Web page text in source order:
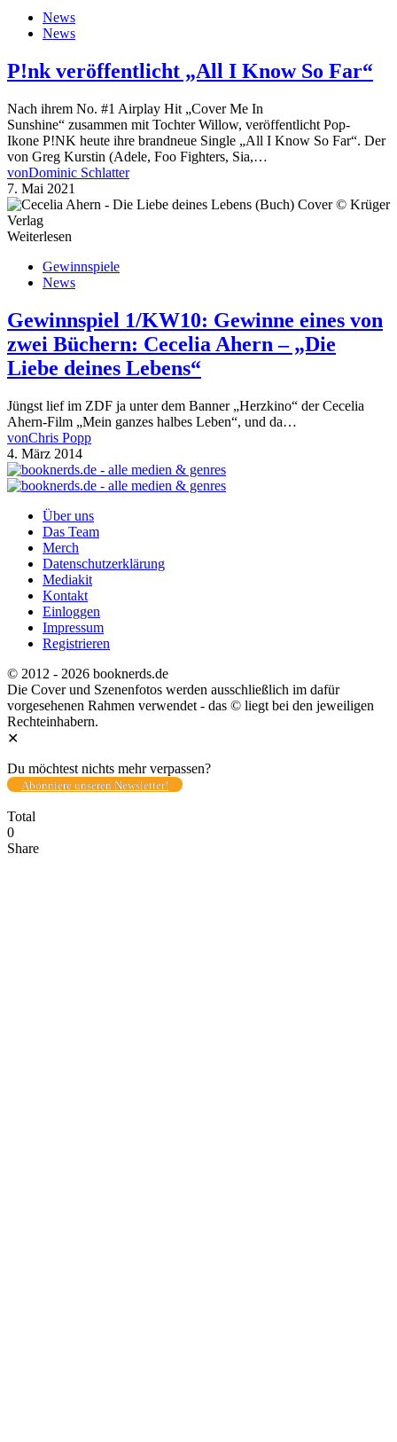
News
News
P!nk veröffentlicht „All I Know So Far“
Nach ihrem No. #1 Airplay Hit „Cover Me In
Sunshine“ zusammen mit Tochter Willow, veröffentlicht Pop-
Ikone P!NK heute ihre brandneue Single „All I Know So Far“. Der
von Greg Kurstin (Adele, Foo Fighters, Sia,…
vonDominic Schlatter
7. Mai 2021
Weiterlesen
Gewinnspiele
News
Gewinnspiel 1/KW10: Gewinne eines von
zwei Büchern: Cecelia Ahern – „Die
Liebe deines Lebens“
Jüngst lief im ZDF ja unter dem Banner „Herzkino“ der Cecelia
Ahern-Film „Mein ganzes halbes Leben“, und da…
vonChris Popp
4. März 2014
Über uns
Das Team
Merch
Datenschutzerklärung
Mediakit
Kontakt
Einloggen
Impressum
Registrieren
© 2012 - 2026 booknerds.de
Die Cover und Szenenfotos werden ausschließlich im dafür
vorgesehenen Rahmen verwendet - das © liegt bei den jeweiligen
Rechteinhabern.
✕
Du möchtest nichts mehr verpassen?
Abonniere unseren Newsletter!
Total
0
Share